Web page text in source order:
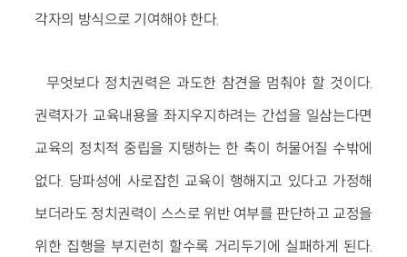
각자의 방식으로 기여해야 한다.
무엇보다 정치권력은 과도한 참견을 멈춰야 할 것이다.
권력자가 교육내용을 좌지우지하려는 간섭을 일삼는다면
교육의 정치적 중립을 지탱하는 한 축이 허물어질 수밖에
없다. 당파성에 사로잡힌 교육이 행해지고 있다고 가정해
보더라도 정치권력이 스스로 위반 여부를 판단하고 교정을
위한 집행을 부지런히 할수록 거리두기에 실패하게 된다.